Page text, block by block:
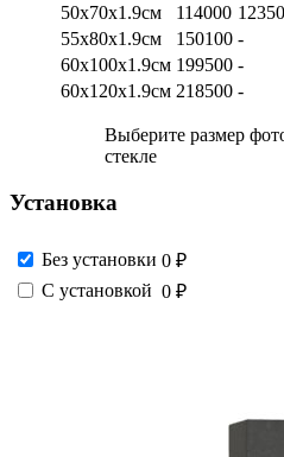
50х70х1.9см
114000
55х80х1.9см
150100 -
60х100х1.9см 199500 -
60х120х1.9см 218500 -
Выберите размер
стекле
Установка
Без установки 0 ₽
С установкой 0 ₽